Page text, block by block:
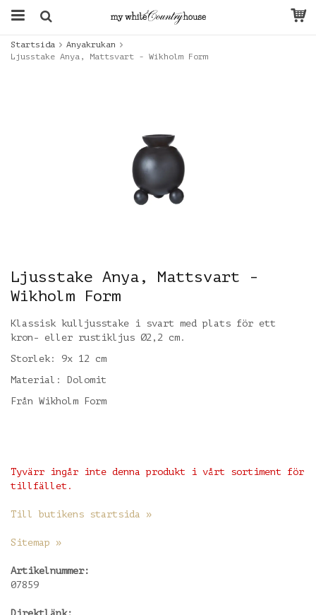
Startsida
Anyakrukan
Ljusstake Anya, Mattsvart - Wikholm Form
Ljusstake Anya, Mattsvart -
Wikholm Form
Klassisk kulljusstake i svart med plats för ett
kron- eller rustikljus Ø2,2 cm.
Storlek: 9x 12 cm
Material: Dolomit
Från Wikholm Form
Tyvärr ingår inte denna produkt i vårt sortiment för
tillfället.
Till butikens startsida »
Sitemap »
Artikelnummer:
07859